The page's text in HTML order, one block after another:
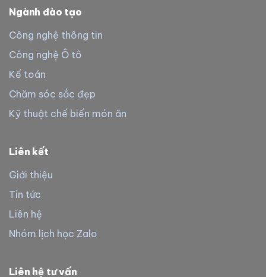
Ngành đào tạo
Công nghệ thông tin
Công nghệ Ô tô
Kế toán
Chăm sóc sắc đẹp
Kỹ thuật chế biến món ăn
Liên kết
Giới thiệu
Tin tức
Liên hệ
Nhóm lịch học Zalo
Liên hệ tư vấn